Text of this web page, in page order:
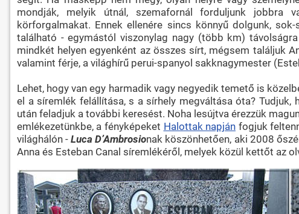
mondják, melyik útnál, szemafornál forduljunk jobbra
körforgalmakat. Ennek ellenére sincs könnyű dolgunk,
található - egymástól viszonylag nagy (több km)
mindkét helyen egyenként az összes sírt, mégsem találjuk
valamint férje, a világhírű perui-spanyol sakknagymester
Lehet, hogy van egy harmadik vagy negyedik temető is
el a síremlék felállítása, s a sírhely megváltása óta?
után feladjuk a további keresést. Noha lesújtva érezzük
emlékezetünkbe, a fényképeket Halottak napján fogjuk
világhálón -Luca D’Ambrosionak köszönhetően, aki 2008
Anna és Esteban Canal síremlékéről, melyek közül kettőt az